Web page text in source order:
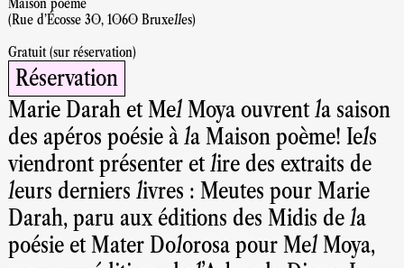
(Rue d'Écosse 30, 1060 Bruxelles)
Gratuit (sur réservation)
Réservation
Marie Darah et Mel Moya ouvrent la saison
des apéros poésie à la Maison poème! Iels
viendront présenter et lire des extraits de
leurs derniers livres : Meutes pour Marie
Darah, paru aux éditions des Midis de la
poésie et Mater Dolorosa pour Mel Moya,